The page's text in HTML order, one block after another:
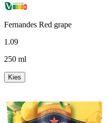
Fernandes Red grape
1 .09
250 ml
Kies